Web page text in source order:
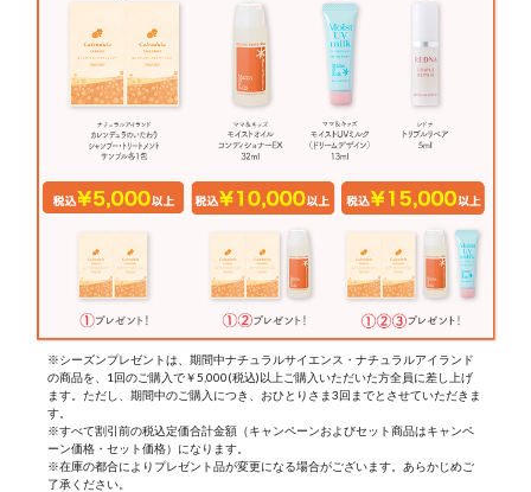
※シーズンプレゼントは、期間中ナチュラルサイエンス・ナチュラルアイランド
の商品を、1回のご購入で￥5,000(税込)以上ご購入いただいた方全員に差し上げ
ます。ただし、期間中のご購入につき、おひとりさま3回までとさせていただきま
す。
※すべて割引前の税込定価合計金額（キャンペーンおよびセット商品はキャンペ
ーン価格・セット価格）になります。
※在庫の都合によりプレゼント品が変更になる場合がございます。あらかじめご
了承ください。